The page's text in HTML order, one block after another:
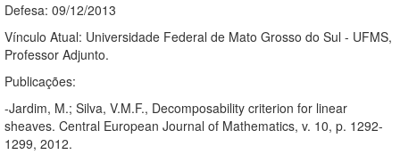
Defesa: 09/12/2013
Vínculo Atual: Universidade Federal de Mato Grosso do Sul - UFMS,
Professor Adjunto.
Publicações:
-Jardim, M.; Silva, V.M.F., Decomposability criterion for linear
sheaves. Central European Journal of Mathematics, v. 10, p. 1292-
1299, 2012.